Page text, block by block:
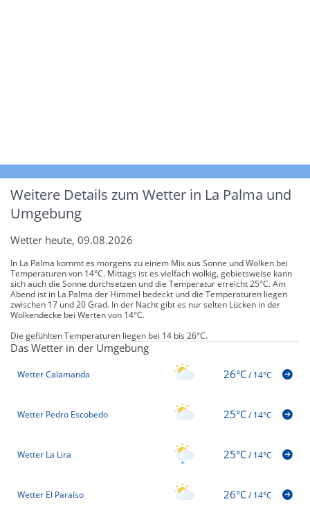
Weitere Details zum Wetter in La Palma und
Umgebung
Wetter heute, 09.08.2026
In La Palma kommt es morgens zu einem Mix aus Sonne und Wolken bei
Temperaturen von 14°C. Mittags ist es vielfach wolkig, gebietsweise kann
sich auch die Sonne durchsetzen und die Temperatur erreicht 25°C. Am
Abend ist in La Palma der Himmel bedeckt und die Temperaturen liegen
zwischen 17 und 20 Grad. In der Nacht gibt es nur selten Lücken in der
Wolkendecke bei Werten von 14°C.
Die gefühlten Temperaturen liegen bei 14 bis 26°C.
Das Wetter in der Umgebung
Wetter Calamanda 26°C/14°C
Wetter Pedro Escobedo 25°C/14°C
Wetter La Lira 25°C/14°C
Wetter El Paraíso 26°C/14°C